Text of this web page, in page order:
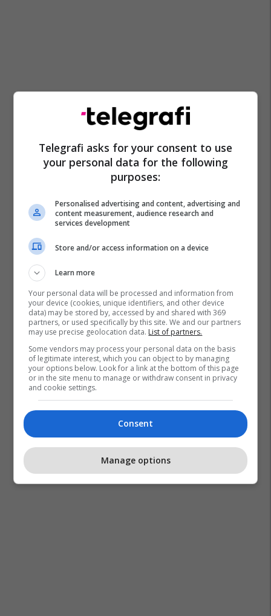
Telegrafi asks for your consent to use
your personal data for the following
purposes:
Personalised advertising and content, advertising and
content measurement, audience research and
services development
Store and/or access information on a device
Learn more
Your personal data will be processed and information from
your device (cookies, unique identifiers, and other device
data) may be stored by, accessed by and shared with 369
partners, or used specifically by this site. We and our partners
may use precise geolocation data. List of partners.
Some vendors may process your personal data on the basis
of legitimate interest, which you can object to by managing
your options below. Look for a link at the bottom of this page
or in the site menu to manage or withdraw consent in privacy
and cookie settings.
Consent
Manage options